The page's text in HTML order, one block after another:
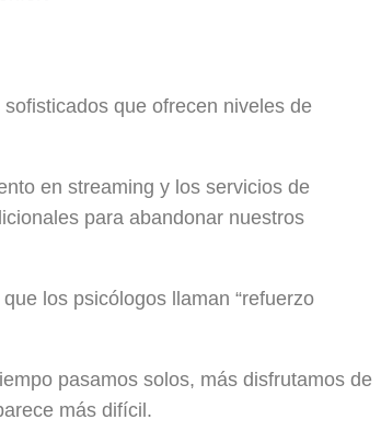
que ofrecen niveles de
en streaming y los servicios de
para abandonar nuestros
los psicólogos llaman “refuerzo
pasamos solos, más disfrutamos de
más difícil.